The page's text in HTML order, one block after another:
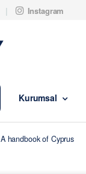
Instagram
Kurumsal
A handbook of Cyprus